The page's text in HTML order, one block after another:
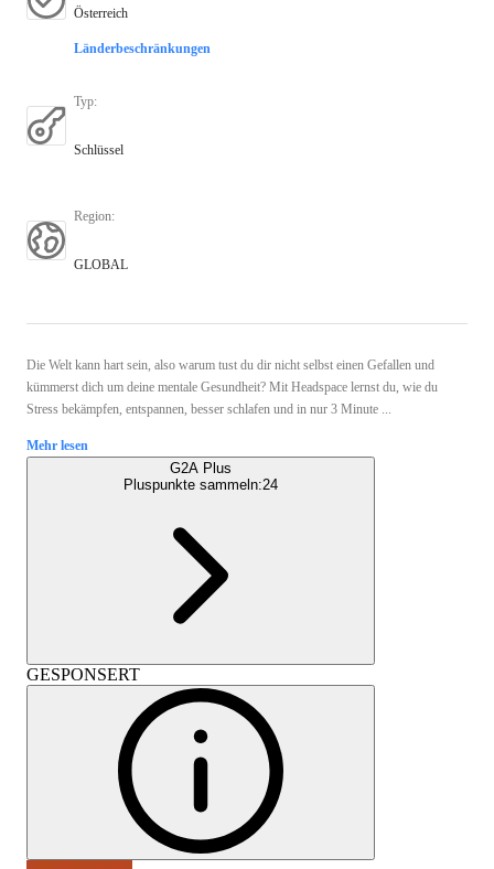
Österreich
Länderbeschränkungen
Typ:
Schlüssel
Region:
GLOBAL
Die Welt kann hart sein, also warum tust du dir nicht selbst einen Gefallen und
kümmerst dich um deine mentale Gesundheit? Mit Headspace lernst du, wie du
Stress bekämpfen, entspannen, besser schlafen und in nur 3 Minute ...
Mehr lesen
G2A Plus
Pluspunkte sammeln:24
GESPONSERT